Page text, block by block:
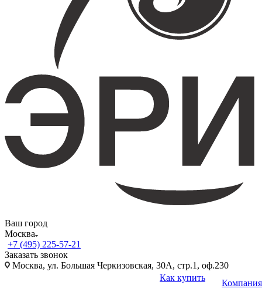
Ваш город
Москва
+7 (495) 225-57-21
Заказать звонок
Москва, ул. Большая Черкизовская, 30А, стр.1, оф.230
Как купить
Компания